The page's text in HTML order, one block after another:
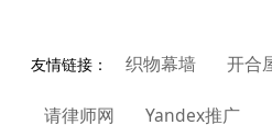
友情链接： 织物幕墙 开合
请律师网 Yandex推广